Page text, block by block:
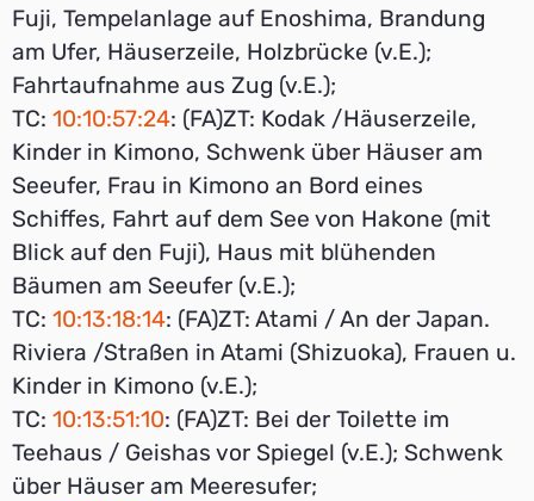
Fuji, Tempelanlage auf Enoshima, Brandung
am Ufer, Häuserzeile, Holzbrücke (v.E.);
Fahrtaufnahme aus Zug (v.E.);
TC: 10:10:57:24: (FA)ZT: Kodak /Häuserzeile,
Kinder in Kimono, Schwenk über Häuser am
Seeufer, Frau in Kimono an Bord eines
Schiffes, Fahrt auf dem See von Hakone (mit
Blick auf den Fuji), Haus mit blühenden
Bäumen am Seeufer (v.E.);
TC: 10:13:18:14: (FA)ZT: Atami / An der Japan.
Riviera /Straßen in Atami (Shizuoka), Frauen u.
Kinder in Kimono (v.E.);
TC: 10:13:51:10: (FA)ZT: Bei der Toilette im
Teehaus / Geishas vor Spiegel (v.E.); Schwenk
über Häuser am Meeresufer;